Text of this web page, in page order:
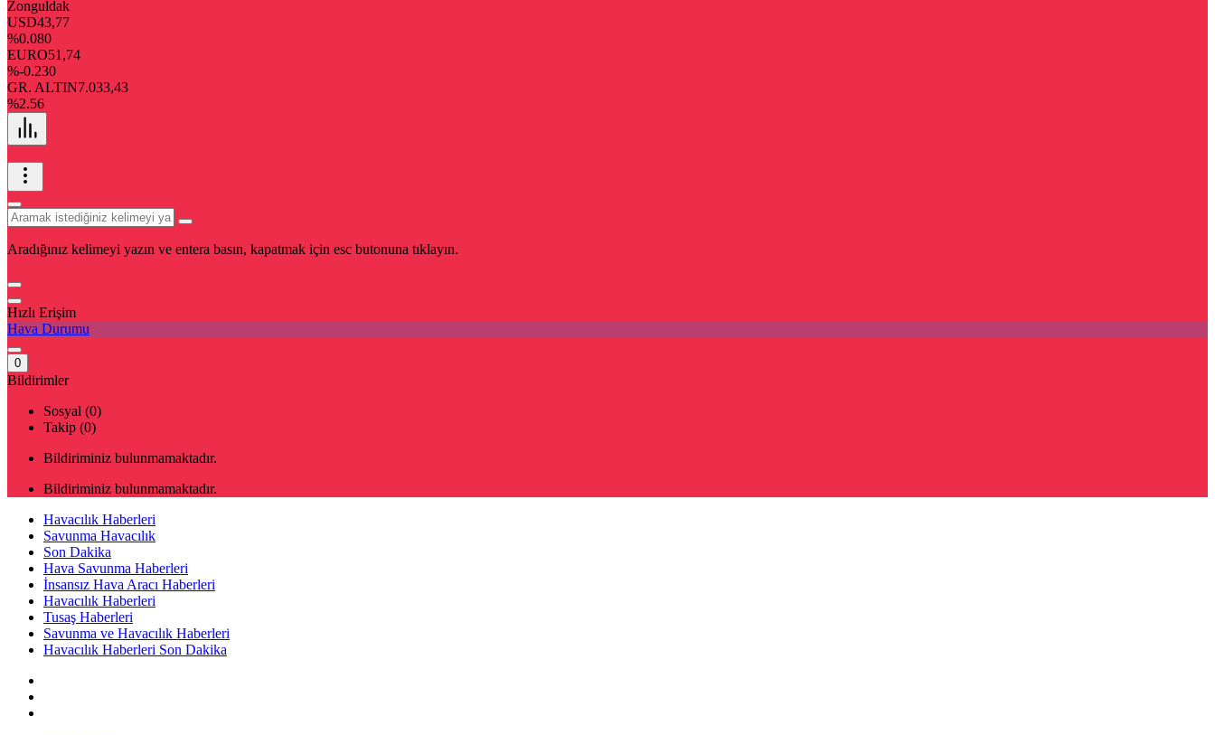
Zonguldak
USD43,77
%0.080
EURO51,74
%-0.230
GR. ALTIN7.033,43
%2.56
Aradığınız kelimeyi yazın ve entera basın, kapatmak için esc butonuna tıklayın.
Hızlı Erişim
Hava Durumu
0
Bildirimler
Sosyal (0)
Takip (0)
Bildiriminiz bulunmamaktadır.
Bildiriminiz bulunmamaktadır.
Havacılık Haberleri
Savunma Havacılık
Son Dakika
Hava Savunma Haberleri
İnsansız Hava Aracı Haberleri
Havacılık Haberleri
Tusaş Haberleri
Savunma ve Havacılık Haberleri
Havacılık Haberleri Son Dakika